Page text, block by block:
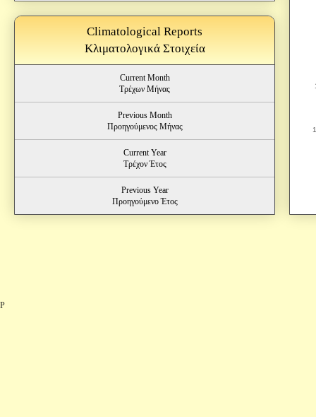
Climatological Reports
Κλιματολογικά Στοιχεία
Current Month
Τρέχων Μήνας
Previous Month
Προηγούμενος Μήνας
Current Year
Τρέχον Έτος
Previous Year
Προηγούμενο Έτος
P